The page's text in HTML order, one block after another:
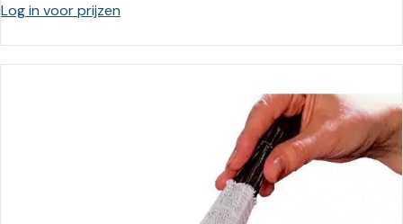
Log in voor prijzen